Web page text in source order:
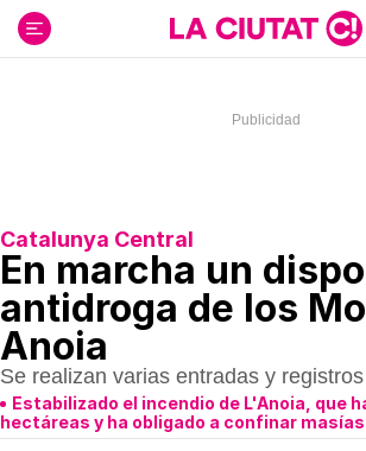
contenido
Catalunya Central
En marcha un
antidroga de los
Anoia
Se realizan varias entradas y registros
Estabilizado el incendio de L'Anoia, que
hectáreas y ha obligado a confinar